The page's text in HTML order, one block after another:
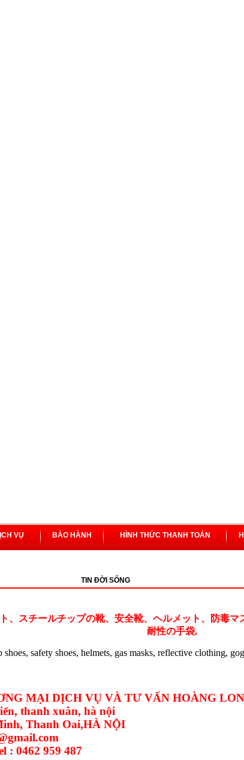
VỤ BẢO HÀNH HÌNH THỨC THANH TOÁN
TIN ĐỜI SỐNG
、スチールチップの靴、安全靴、ヘルメット、防毒
耐性の手袋,
shoes, safety shoes, helmets, gas masks, reflective clothing,
MẠI DỊCH VỤ VÀ TƯ VẤN HOÀNG
thanh xuân, hà nội
Thanh Oai,HÀ NỘI
: 0462 959 487